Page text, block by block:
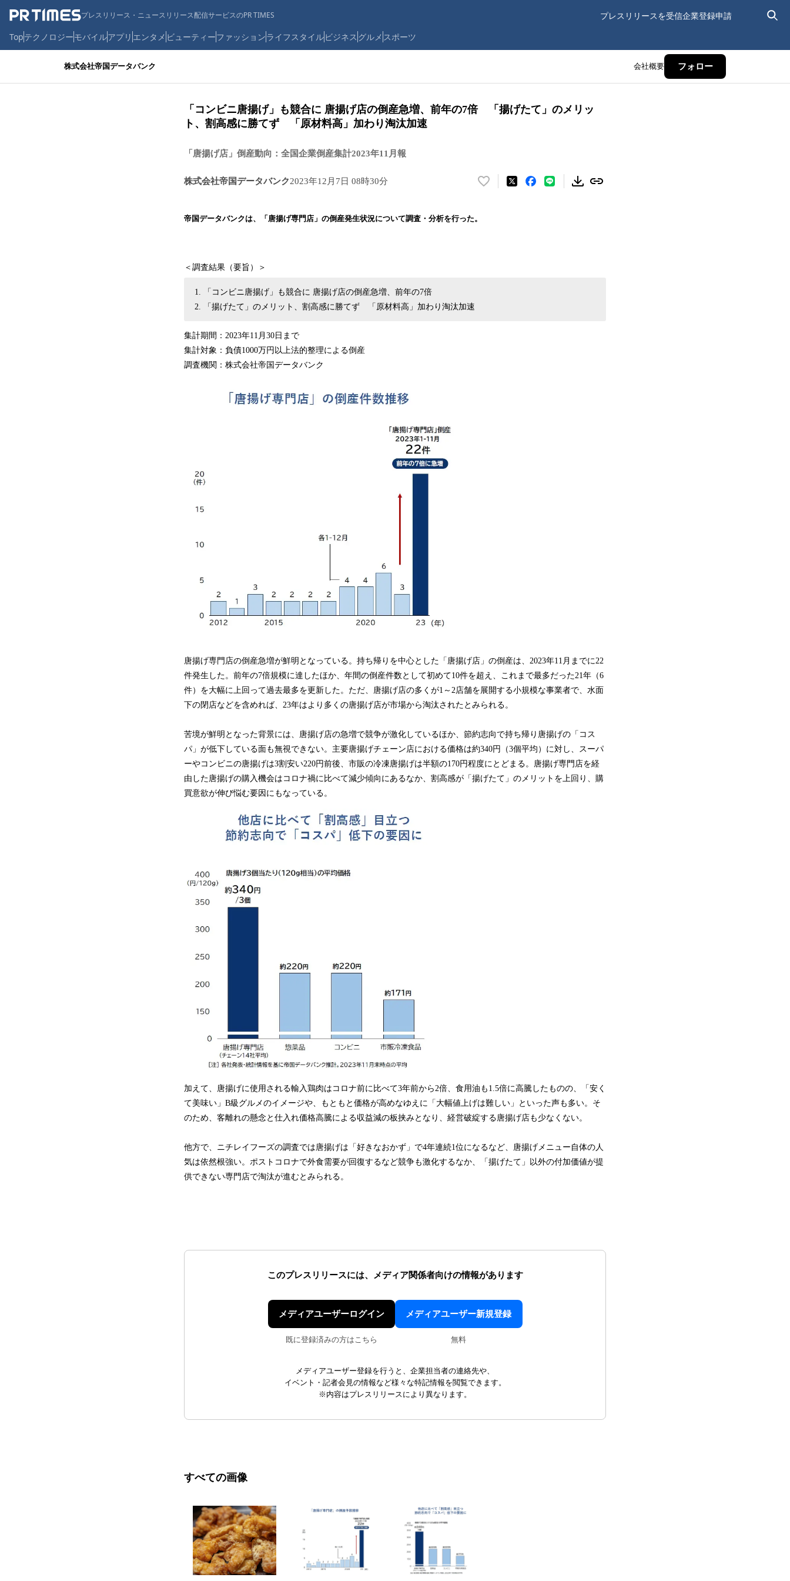
プレスリリース・ニュースリリース配信サービスのPR TIMES プレスリリースを受信企業登録申請
Topテクノロジーモバイルアプリ エンタメ ビューティーファッションライフスタイルビジネス グルメ スポーツ
株式会社帝国データバンク 会社概要 フォロー
「コンビニ唐揚げ」も競合に 唐揚げ店の倒産急増、前年の7倍 「揚げたて」のメリッ
ト、割高感に勝てず 「原材料高」加わり淘汰加速
「唐揚げ店」倒産動向：全国企業倒産集計2023年11月報
株式会社帝国データバンク2023年12月7日 08時30分
い
帝国データバンクは、「唐揚げ専門店」の倒産発生状況について調査・分析を行った。
＜調査結果（要旨）＞
「コンビニ唐揚げ」も競合に 唐揚げ店の倒産急増、前年の7倍
「揚げたて」のメリット、割高感に勝てず 「原材料高」加わり淘汰加速
集計期間：2023年11月30日まで
集計対象：負債1000万円以上法的整理による倒産
調査機関：株式会社帝国データバンク
唐揚げ専門店の倒産急増が鮮明となっている。持ち帰りを中心とした「唐揚げ店」の倒産は、2023年11月までに22
件発生した。前年の7倍規模に達したほか、年間の倒産件数として初めて10件を超え、これまで最多だった21年（6
件）を大幅に上回って過去最多を更新した。ただ、唐揚げ店の多くが1～2店舗を展開する小規模な事業者で、水面
下の閉店などを含めれば、23年はより多くの唐揚げ店が市場から淘汰されたとみられる。
苦境が鮮明となった背景には、唐揚げ店の急増で競争が激化しているほか、節約志向で持ち帰り唐揚げの「コス
パ」が低下している面も無視できない。主要唐揚げチェーン店における価格は約340円（3個平均）に対し、スーパ
ーやコンビニの唐揚げは3割安い220円前後、市販の冷凍唐揚げは半額の170円程度にとどまる。唐揚げ専門店を経
由した唐揚げの購入機会はコロナ禍に比べて減少傾向にあるなか、割高感が「揚げたて」のメリットを上回り、購
買意欲が伸び悩む要因にもなっている。
加えて、唐揚げに使用される輸入鶏肉はコロナ前に比べて3年前から2倍、食用油も1.5倍に高騰したものの、「安く
て美味い」B級グルメのイメージや、もともと価格が高めなゆえに「大幅値上げは難しい」といった声も多い。そ
のため、客離れの懸念と仕入れ価格高騰による収益減の板挟みとなり、経営破綻する唐揚げ店も少なくない。
他方で、ニチレイフーズの調査では唐揚げは「好きなおかず」で4年連続1位になるなど、唐揚げメニュー自体の人
気は依然根強い。ポストコロナで外食需要が回復するなど競争も激化するなか、「揚げたて」以外の付加価値が提
供できない専門店で淘汰が進むとみられる。
このプレスリリースには、 メディア関係者向けの情報があります
メディアユーザーログイン
既に登録済みの方はこちら
メディアユーザー新規登録
無料
メディアユーザー登録を行うと、企業担当者の連絡先や、
イベント・記者会見の情報など様々な特記情報を閲覧できます。
※内容はプレスリリースにより異なります。
すべての画像